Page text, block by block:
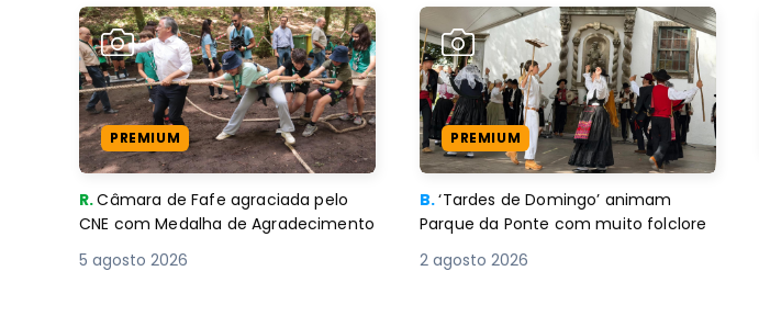
PREMIUM
R.Câmara de Fafe agraciada pelo
CNE com Medalha de Agradecimento
5 agosto 2026
PREMIUM
B.‘Tardes de Domingo’ animam
Parque da Ponte com muito folclore
2 agosto 2026